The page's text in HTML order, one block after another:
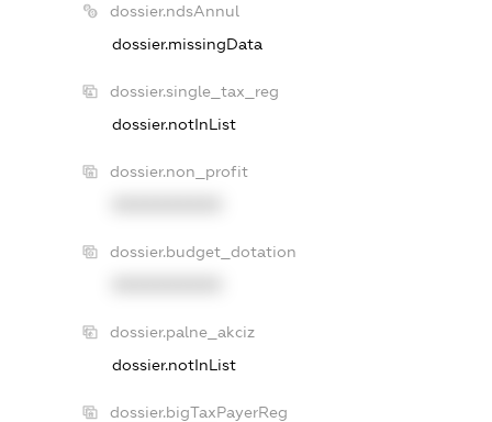
dossier.ndsAnnul
dossier.missingData
dossier.single_tax_reg
dossier.notInList
dossier.non_profit
dossier.budget_dotation
dossier.palne_akciz
dossier.notInList
dossier.bigTaxPayerReg